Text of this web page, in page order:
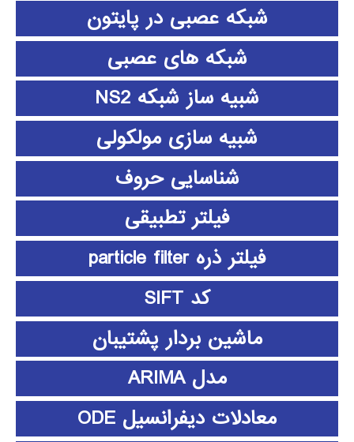
شبکه عصبی در پایتون
شبکه های عصبی
شبیه ساز شبکه NS2
شبیه سازی مولکولی
شناسایی حروف
فیلتر تطبیقی
فیلتر ذره particle filter
کد SIFT
ماشین بردار پشتیبان
مدل ARIMA
معادلات دیفرانسیل ODE